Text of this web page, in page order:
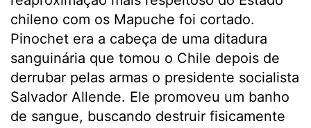
chileno com os Mapuche foi cortado.
Pinochet era a cabeça de uma ditadura
sanguinária que tomou o Chile depois de
derrubar pelas armas o presidente socialista
Salvador Allende. Ele promoveu um banho
de sangue, buscando destruir fisicamente